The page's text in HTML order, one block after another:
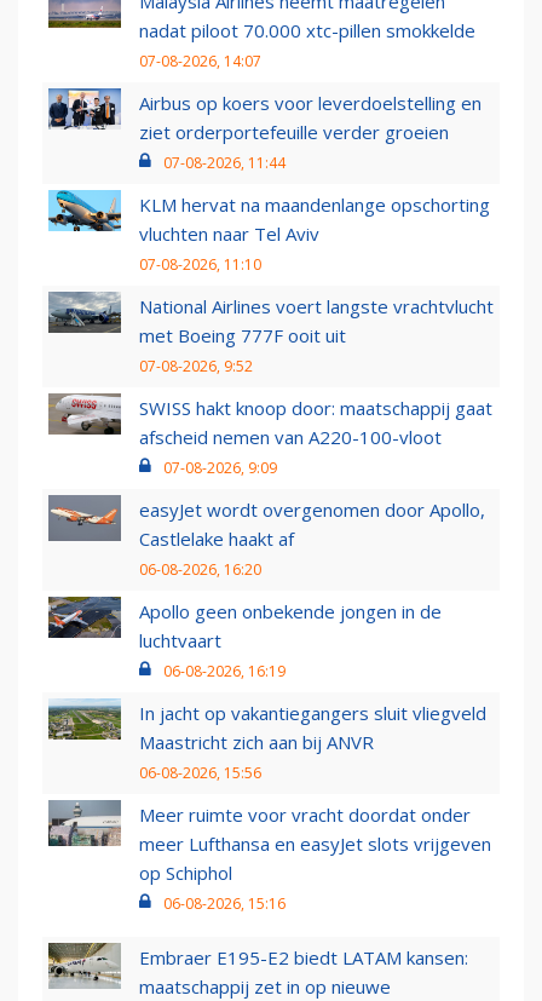
nadat piloot 70.000 xtc-pillen smokkelde
07-08-2026, 14:07
Airbus op koers voor leverdoelstelling en
ziet orderportefeuille verder groeien
07-08-2026, 11:44
KLM hervat na maandenlange opschorting
vluchten naar Tel Aviv
07-08-2026, 11:10
National Airlines voert langste vrachtvlucht
met Boeing 777F ooit uit
07-08-2026, 9:52
SWISS hakt knoop door: maatschappij gaat
afscheid nemen van A220-100-vloot
07-08-2026, 9:09
easyJet wordt overgenomen door Apollo,
Castlelake haakt af
06-08-2026, 16:20
Apollo geen onbekende jongen in de
luchtvaart
06-08-2026, 16:19
In jacht op vakantiegangers sluit vliegveld
Maastricht zich aan bij ANVR
06-08-2026, 15:56
Meer ruimte voor vracht doordat onder
meer Lufthansa en easyJet slots vrijgeven
op Schiphol
06-08-2026, 15:16
Embraer E195-E2 biedt LATAM kansen:
maatschappij zet in op nieuwe